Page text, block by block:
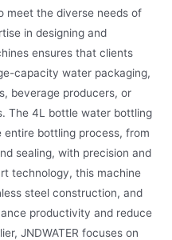
production de
que l’eau minérale et
le remplissage et le
une seule machine, la
minérale convient à
de 3L à 10L.avec 12
adaptées à l’eau,
meet the diverse needs of
in designing and
ensures that clients
capacity water packaging,
beverage producers, or
The 4L bottle water bottling
entire bottling process, from
sealing, with precision and
technology, this machine
steel construction, and
productivity and reduce
JNDWATER focuses on